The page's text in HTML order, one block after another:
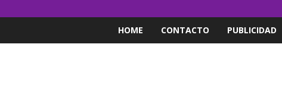
HOME CONTACTO PUBLICIDAD